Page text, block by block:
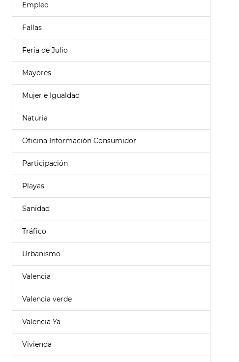
Empleo
Fallas
Feria de Julio
Mayores
Mujer e Igualdad
Naturia
Oficina Información Consumidor
Participación
Playas
Sanidad
Tráfico
Urbanismo
Valencia
Valencia verde
Valencia Ya
Vivienda